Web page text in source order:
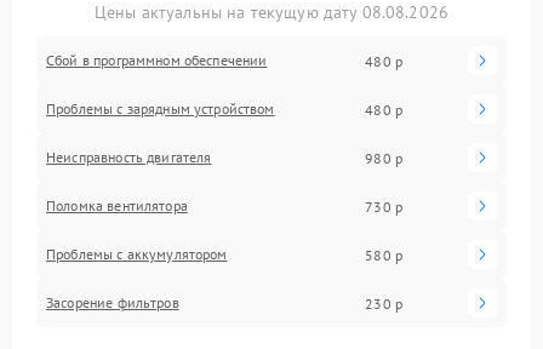
Цены актуальны на текущую дату 08.08.2026
Сбой в программном обеспечении 480 р
Проблемы с зарядным устройством 480 р
Неисправность двигателя 980 р
Поломка вентилятора 730 р
Проблемы с аккумулятором 580 р
Засорение фильтров 230 р